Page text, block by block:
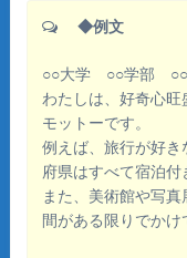
◆例文
○○大学 ○○学部
わたしは、好奇心
モットーです。
例えば、旅行が好
府県はすべて宿泊付
また、美術館や写
間がある限りでかけ